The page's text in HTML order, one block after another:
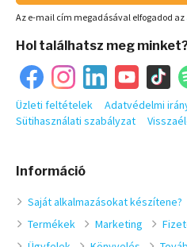
Információ
Saját alkalmazásokat készítene?
Termékek
Marketing
Az e-mail cím megadásával elfogadod az
Hol találhatsz meg
Üzleti feltételek
Adatvédelmi
Sütihasználati szabályzat